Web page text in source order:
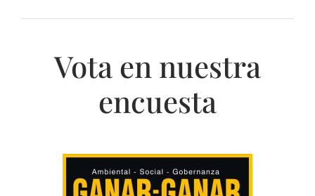
Vota en nuestra
encuesta